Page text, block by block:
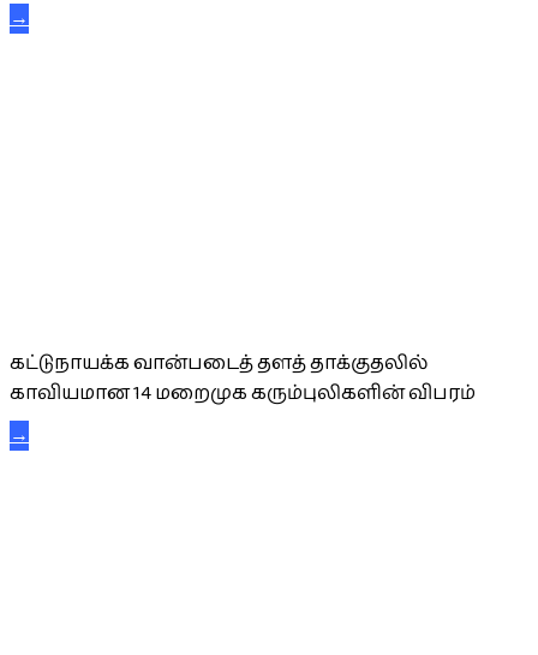
→
கட்டுநாயக்க வான்படைத் தளத் தாக்குதலில்
காவியமான 14 மறைமுக கரும்புலிகளின் விபரம்
→